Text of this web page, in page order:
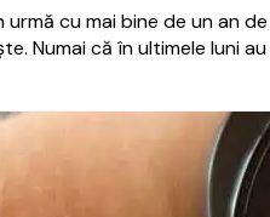
urmă cu mai bine de un an
Numai că în ultimele luni